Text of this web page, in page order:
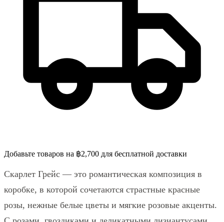
Добавьте товаров на ฿2,700 для бесплатной доставки
Скарлет Грейс — это романтическая композиция в
коробке, в которой сочетаются страстные красные
розы, нежные белые цветы и мягкие розовые акценты.